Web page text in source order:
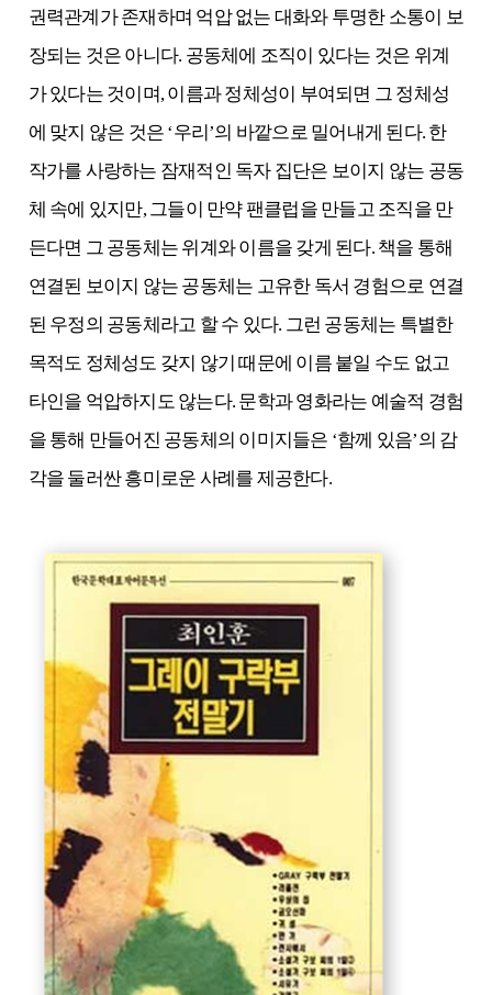
권력관계가 존재하며 억압 없는 대화와 투명한 소통이 보
장되는 것은 아니다. 공동체에 조직이 있다는 것은 위계
가 있다는 것이며, 이름과 정체성이 부여되면 그 정체성
에 맞지 않은 것은 ‘우리’의 바깥으로 밀어내게 된다. 한
작가를 사랑하는 잠재적인 독자 집단은 보이지 않는 공동
체 속에 있지만, 그들이 만약 팬클럽을 만들고 조직을 만
든다면 그 공동체는 위계와 이름을 갖게 된다. 책을 통해
연결된 보이지 않는 공동체는 고유한 독서 경험으로 연결
된 우정의 공동체라고 할 수 있다. 그런 공동체는 특별한
목적도 정체성도 갖지 않기 때문에 이름 붙일 수도 없고
타인을 억압하지도 않는다. 문학과 영화라는 예술적 경험
을 통해 만들어진 공동체의 이미지들은 ‘함께 있음’의 감
각을 둘러싼 흥미로운 사례를 제공한다.